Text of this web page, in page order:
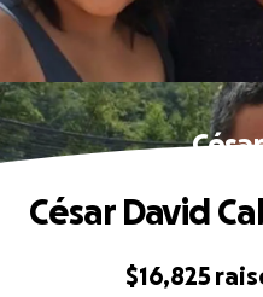
$16,825
César David